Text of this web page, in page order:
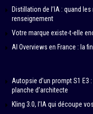
Distillation de l’IA : quand
renseignement
Votre marque existe-t-elle
AI Overviews en France : la
Autopsie d’un prompt S1 E3
planche d’architecte
Kling 3.0, l’IA qui découpe